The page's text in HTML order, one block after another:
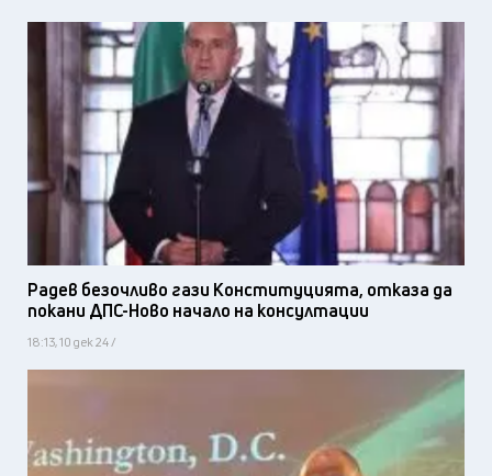
Радев безочливо гази Конституцията, отказа да
покани ДПС-Ново начало на консултации
18:13, 10 дек 24 /